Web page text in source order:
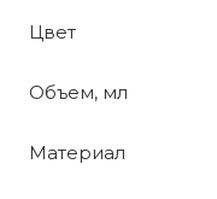
Цвет
Объем, мл
Материал